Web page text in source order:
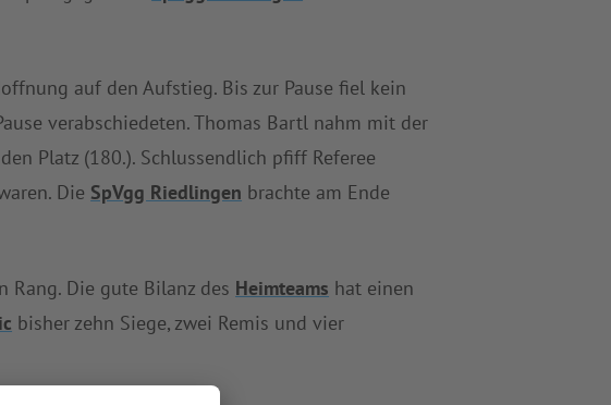
auf den Aufstieg. Bis zur Pause fiel kein
verabschiedeten. Thomas Bartl nahm mit der
Platz (180.). Schlussendlich pfiff Referee
Die SpVgg Riedlingen brachte am Ende
Die gute Bilanz des Heimteams hat einen
bisher zehn Siege, zwei Remis und vier